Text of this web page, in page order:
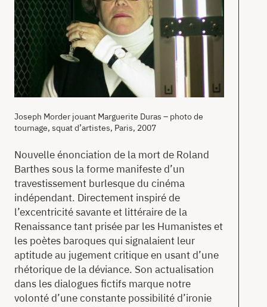
Joseph Morder jouant Marguerite Duras – photo de
tournage, squat d’artistes, Paris, 2007
Nouvelle énonciation de la mort de Roland
Barthes sous la forme manifeste d’un
travestissement burlesque du cinéma
indépendant. Directement inspiré de
l’excentricité savante et littéraire de la
Renaissance tant prisée par les Humanistes et
les poètes baroques qui signalaient leur
aptitude au jugement critique en usant d’une
rhétorique de la déviance. Son actualisation
dans les dialogues fictifs marque notre
volonté d’une constante possibilité d’ironie